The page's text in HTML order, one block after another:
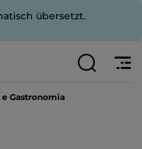
übersetzt.
e Gastronomia